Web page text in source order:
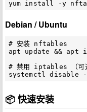
Debian / Ubuntu
# 安装 nftables
apt update &&
# 禁用 iptables （可
📦 快速安装